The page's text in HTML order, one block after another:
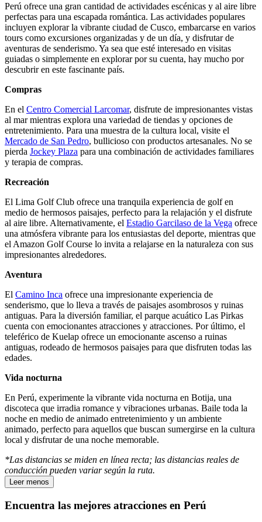
Perú ofrece una gran cantidad de actividades escénicas y al aire libre
perfectas para una escapada romántica. Las actividades populares
incluyen explorar la vibrante ciudad de Cusco, embarcarse en varios
tours como excursiones organizadas y de un día, y disfrutar de
aventuras de senderismo. Ya sea que esté interesado en visitas
guiadas o simplemente en explorar por su cuenta, hay mucho por
descubrir en este fascinante país.
Compras
En el Centro Comercial Larcomar, disfrute de impresionantes vistas
al mar mientras explora una variedad de tiendas y opciones de
entretenimiento. Para una muestra de la cultura local, visite el
Mercado de San Pedro, bullicioso con productos artesanales. No se
pierda Jockey Plaza para una combinación de actividades familiares
y terapia de compras.
Recreación
El Lima Golf Club ofrece una tranquila experiencia de golf en
medio de hermosos paisajes, perfecto para la relajación y el disfrute
al aire libre. Alternativamente, el Estadio Garcilaso de la Vega ofrece
una atmósfera vibrante para los entusiastas del deporte, mientras que
el Amazon Golf Course lo invita a relajarse en la naturaleza con sus
impresionantes alrededores.
Aventura
El Camino Inca ofrece una impresionante experiencia de
senderismo, que lo lleva a través de paisajes asombrosos y ruinas
antiguas. Para la diversión familiar, el parque acuático Las Pirkas
cuenta con emocionantes atracciones y atracciones. Por último, el
teleférico de Kuelap ofrece un emocionante ascenso a ruinas
antiguas, rodeado de hermosos paisajes para que disfruten todas las
edades.
Vida nocturna
En Perú, experimente la vibrante vida nocturna en Botija, una
discoteca que irradia romance y vibraciones urbanas. Baile toda la
noche en medio de animado entretenimiento y un ambiente
animado, perfecto para aquellos que buscan sumergirse en la cultura
local y disfrutar de una noche memorable.
*Las distancias se miden en línea recta; las distancias reales de
conducción pueden variar según la ruta.
Leer menos
Encuentra las mejores atracciones en Perú